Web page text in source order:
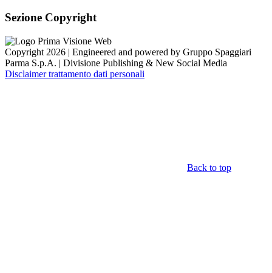
Sezione Copyright
Copyright 2026 | Engineered and powered by Gruppo Spaggiari
Parma S.p.A. | Divisione Publishing & New Social Media
Disclaimer trattamento dati personali
Back to top